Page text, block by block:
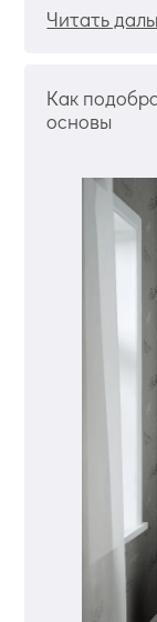
Читать
Как
основы